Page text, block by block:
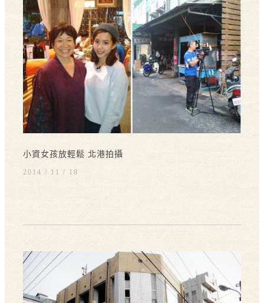
小資女孩放輕鬆 北港拍攝
2014 / 11 18